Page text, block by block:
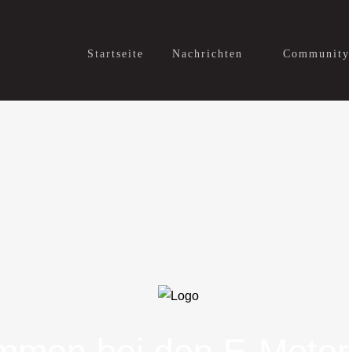
Startseite Nachrichten Community